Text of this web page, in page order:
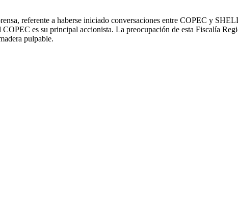
referente a haberse iniciado conversaciones entre COPEC y
es su principal accionista. La preocupación de esta Fiscalía
pulpable.